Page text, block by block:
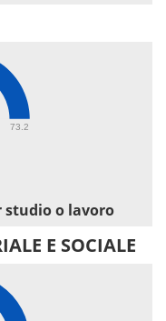
73.2
o lavoro
E SOCIALE